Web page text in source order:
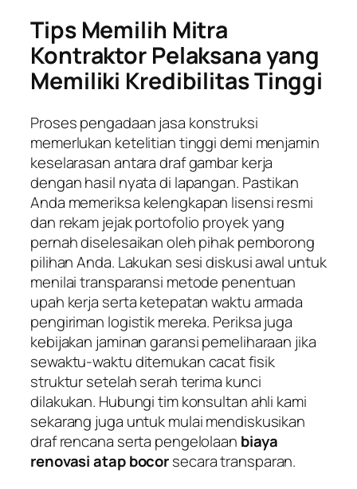
Tips Memilih Mitra
Kontraktor Pelaksana yang
Memiliki Kredibilitas Tinggi
Proses pengadaan jasa konstruksi
memerlukan ketelitian tinggi demi menjamin
keselarasan antara draf gambar kerja
dengan hasil nyata di lapangan. Pastikan
Anda memeriksa kelengkapan lisensi resmi
dan rekam jejak portofolio proyek yang
pernah diselesaikan oleh pihak pemborong
pilihan Anda. Lakukan sesi diskusi awal untuk
menilai transparansi metode penentuan
upah kerja serta ketepatan waktu armada
pengiriman logistik mereka. Periksa juga
kebijakan jaminan garansi pemeliharaan jika
sewaktu-waktu ditemukan cacat fisik
struktur setelah serah terima kunci
dilakukan. Hubungi tim konsultan ahli kami
sekarang juga untuk mulai mendiskusikan
draf rencana serta pengelolaan biaya
renovasi atap bocorsecara transparan.